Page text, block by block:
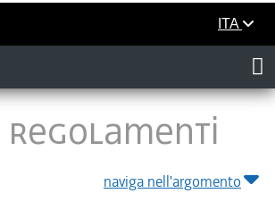
ITA
naviga nell'argomento